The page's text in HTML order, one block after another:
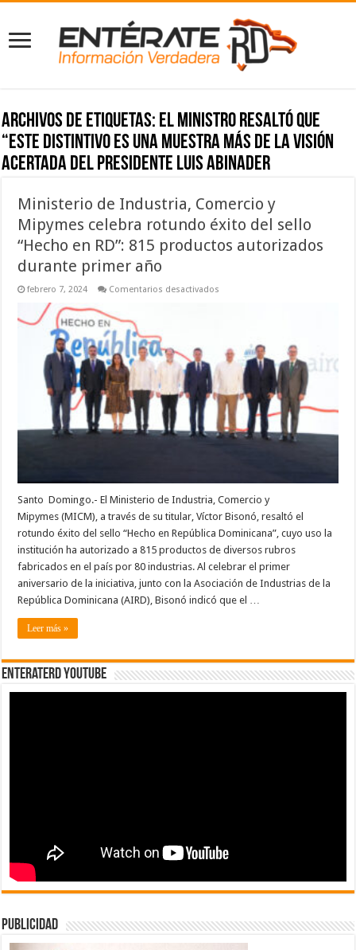
Archivos de etiquetas: el ministro resaltó que
“este distintivo es una muestra más de la visión
acertada del presidente Luis Abinader
Ministerio de Industria, Comercio y
Mipymes celebra rotundo éxito del sello
“Hecho en RD”: 815 productos autorizados
durante primer año
febrero 7, 2024 Comentarios desactivados
Mipymes
celebra
rotundo
éxito
del
sello
“Hecho
en
RD”:
primer
año
Santo Domingo.- El Ministerio de Industria, Comercio y
Mipymes (MICM), a través de su titular, Víctor Bisonó, resaltó el
rotundo éxito del sello “Hecho en República Dominicana”, cuyo uso la
institución ha autorizado a 815 productos de diversos rubros
fabricados en el país por 80 industrias. Al celebrar el primer
aniversario de la iniciativa, junto con la Asociación de Industrias de la
República Dominicana (AIRD), Bisonó indicó que el …
Leer más »
EnterateRD YOUTUBE
publicidad